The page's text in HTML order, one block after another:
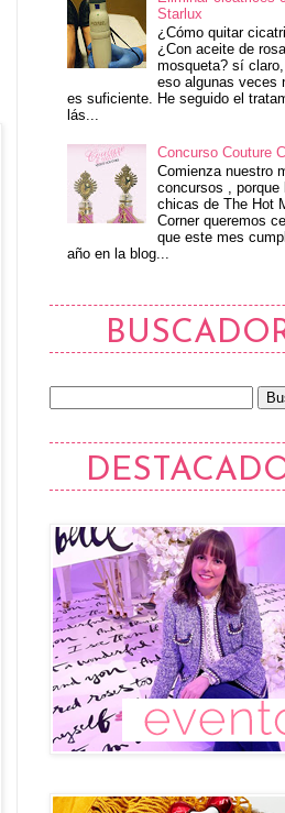
Starlux
¿Cómo quitar
¿Con aceite de
mosqueta? sí
eso algunas veces
es suficiente. He seguido el
lás...
Concurso Couture
Comienza nuestro
concursos , porque
chicas de The Hot
Corner queremos
que este mes
año en la blog...